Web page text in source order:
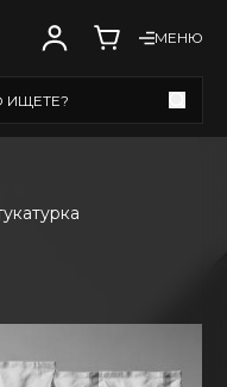
МЕНЮ
ИЩЕТЕ?